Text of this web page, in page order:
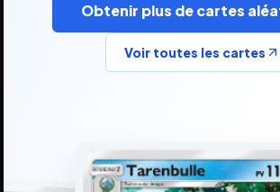
Obtenir plus de cartes
Voir toutes les cartes